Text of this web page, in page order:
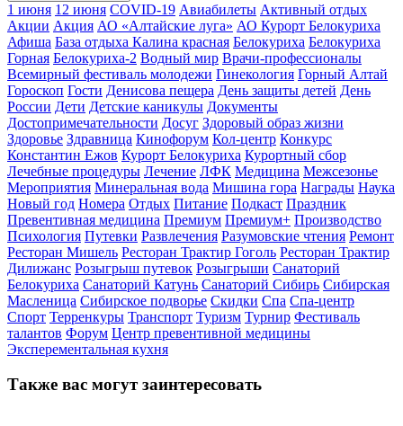
1 июня 12 июня COVID-19 Авиабилеты Активный отдых
Акции Акция АО «Алтайские луга» АО Курорт Белокуриха
Афиша База отдыха Калина красная Белокуриха Белокуриха
Горная Белокуриха-2 Водный мир Врачи-профессионалы
Всемирный фестиваль молодежи Гинекология Горный Алтай
Гороскоп Гости Денисова пещера День защиты детей День
России Дети Детские каникулы Документы
Достопримечательности Досуг Здоровый образ жизни
Здоровье Здравница Кинофорум Кол-центр Конкурс
Константин Ежов Курорт Белокуриха Курортный сбор
Лечебные процедуры Лечение ЛФК Медицина Межсезонье
Мероприятия Минеральная вода Мишина гора Награды Наука
Новый год Номера Отдых Питание Подкаст Праздник
Превентивная медицина Премиум Премиум+ Производство
Психология Путевки Развлечения Разумовские чтения Ремонт
Ресторан Мишель Ресторан Трактир Гоголь Ресторан Трактир
Дилижанс Розыгрыш путевок Розыгрыши Санаторий
Белокуриха Санаторий Катунь Санаторий Сибирь Сибирская
Масленица Сибирское подворье Скидки Спа Спа-центр
Спорт Терренкуры Транспорт Туризм Турнир Фестиваль
талантов Форум Центр превентивной медицины
Эксперементальная кухня
Также вас могут заинтересовать